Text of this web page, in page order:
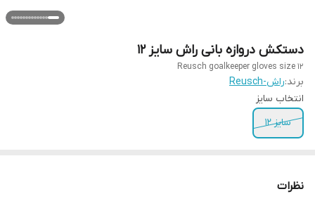
دستکش دروازه بانی راش سایز ۱۲
Reusch goalkeeper gloves size 12
برند:راش-Reusch
انتخاب سایز
سایز ۱۲
نظرات